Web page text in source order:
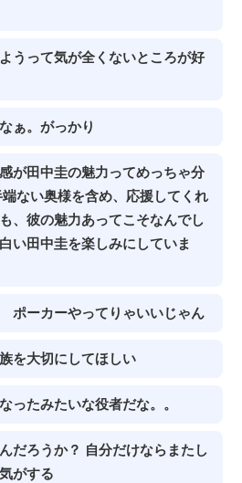
うって気が全くないところが好
ぁ。がっかり
が田中圭の魅力ってめっちゃ分
ない奥様を含め、応援してくれ
、彼の魅力あってこそなんでし
い田中圭を楽しみにしていま
ポーカーやってりゃいいじゃん
を大切にしてほしい
ったみたいな役者だな。。
だろうか？ 自分だけならまたし
がする